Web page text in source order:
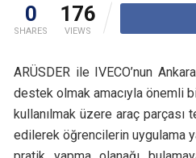
0
SHARES
176
VIEWS
ARÜSDER ile IVECO’nun
destek olmak amacıyla önemli
kullanılmak üzere araç
edilerek öğrencilerin uygulama